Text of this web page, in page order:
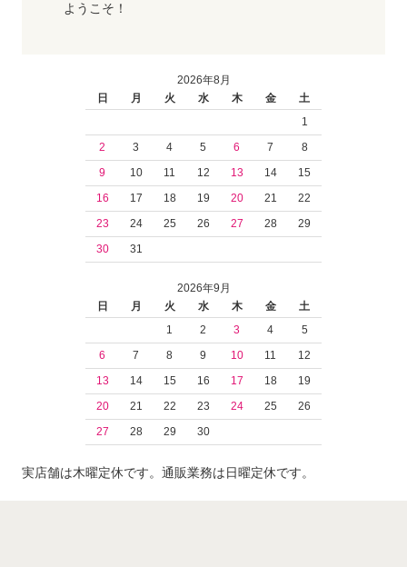
ようこそ！
2026年8月
日
月 火 水 木 金
土
1
2
3 4 5 6 7
8
9
10 11 12 13 14
15
16
17 18 19 20 21
22
23
24 25 26 27 28
29
30
31
2026年9月
日
月 火 水 木 金
土
1
2 3 4
5
6
7 8 9 10 11
12
13
14 15 16 17 18
19
20
21 22 23 24 25
26
27
28 29 30
実店舗は木曜定休です。通販業務は日曜定休です。